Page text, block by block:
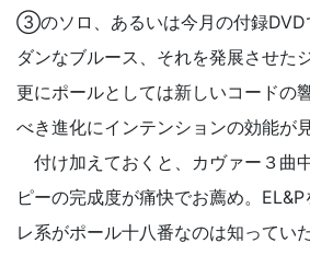
③のソロ、あるいは今月の付録DVD
ダンなブルース、それを発展させた
更にポールとしては新しいコードの
べき進化にインテンションの効能が
付け加えておくと、カヴァー３曲
ピーの完成度が痛快でお薦め。
レ系がポール十八番なのは知ってい